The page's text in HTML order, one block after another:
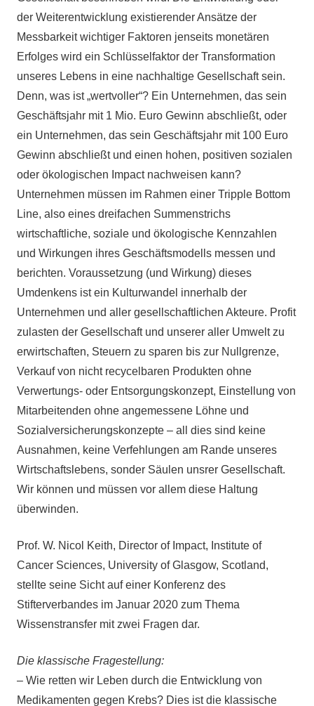
der Weiterentwicklung existierender Ansätze der
Messbarkeit wichtiger Faktoren jenseits monetären
Erfolges wird ein Schlüsselfaktor der Transformation
unseres Lebens in eine nachhaltige Gesellschaft sein.
Denn, was ist „wertvoller“? Ein Unternehmen, das sein
Geschäftsjahr mit 1 Mio. Euro Gewinn abschließt, oder
ein Unternehmen, das sein Geschäftsjahr mit 100 Euro
Gewinn abschließt und einen hohen, positiven sozialen
oder ökologischen Impact nachweisen kann?
Unternehmen müssen im Rahmen einer Tripple Bottom
Line, also eines dreifachen Summenstrichs
wirtschaftliche, soziale und ökologische Kennzahlen
und Wirkungen ihres Geschäftsmodells messen und
berichten. Voraussetzung (und Wirkung) dieses
Umdenkens ist ein Kulturwandel innerhalb der
Unternehmen und aller gesellschaftlichen Akteure. Profit
zulasten der Gesellschaft und unserer aller Umwelt zu
erwirtschaften, Steuern zu sparen bis zur Nullgrenze,
Verkauf von nicht recycelbaren Produkten ohne
Verwertungs- oder Entsorgungskonzept, Einstellung von
Mitarbeitenden ohne angemessene Löhne und
Sozialversicherungskonzepte – all dies sind keine
Ausnahmen, keine Verfehlungen am Rande unseres
Wirtschaftslebens, sonder Säulen unsrer Gesellschaft.
Wir können und müssen vor allem diese Haltung
überwinden.
Prof. W. Nicol Keith, Director of Impact, Institute of
Cancer Sciences, University of Glasgow, Scotland,
stellte seine Sicht auf einer Konferenz des
Stifterverbandes im Januar 2020 zum Thema
Wissenstransfer mit zwei Fragen dar.
Die klassische Fragestellung:
– Wie retten wir Leben durch die Entwicklung von
Medikamenten gegen Krebs? Dies ist die klassische